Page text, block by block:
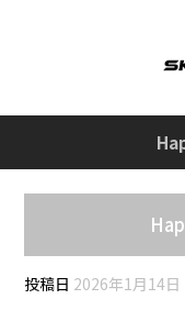
投稿日 2026年1月14日